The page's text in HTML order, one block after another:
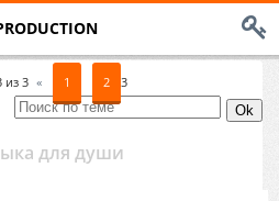
из 3 « 1 2 3
для души